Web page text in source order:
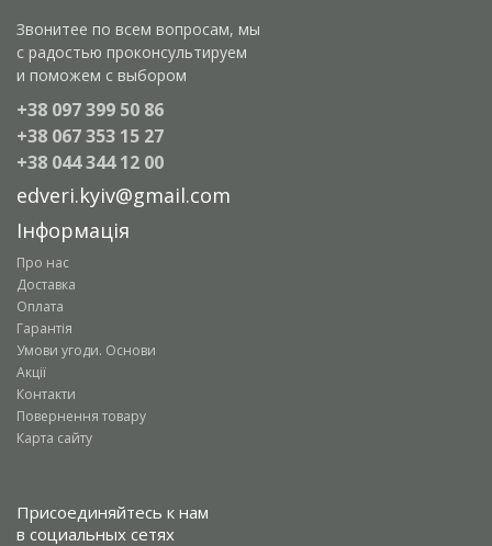
Звонитее по всем вопросам, мы
с радостью проконсультируем
и поможем с выбором
+38 097 399 50 86
+38 067 353 15 27
+38 044 344 12 00
edveri.kyiv@gmail.com
Інформація
Про нас
Доставка
Оплата
Гарантія
Умови угоди. Основи
Акції
Контакти
Повернення товару
Карта сайту
Присоединяйтесь к нам
в социальных сетях